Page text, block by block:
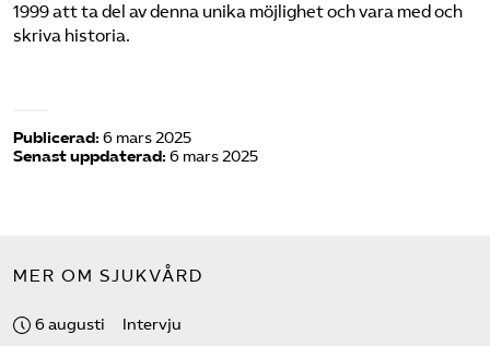
1999 att ta del av denna unika möjlighet och vara med och
skriva historia.
Publicerad: 6 mars 2025
Senast uppdaterad: 6 mars 2025
MER OM SJUKVÅRD
6 augusti Intervju